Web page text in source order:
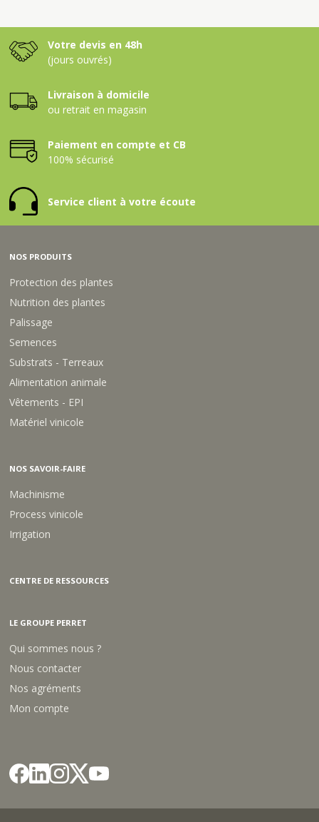
Votre devis en 48h
(jours ouvrés)
Livraison à domicile
ou retrait en magasin
Paiement en compte et CB
100% sécurisé
Service client à votre écoute
NOS PRODUITS
Protection des plantes
Nutrition des plantes
Palissage
Semences
Substrats - Terreaux
Alimentation animale
Vêtements - EPI
Matériel vinicole
NOS SAVOIR-FAIRE
Machinisme
Process vinicole
Irrigation
CENTRE DE RESSOURCES
LE GROUPE PERRET
Qui sommes nous ?
Nous contacter
Nos agréments
Mon compte